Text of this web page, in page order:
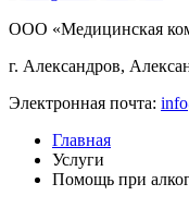
ООО «Медицинская
г. Александров,
Электронная почта:
Главная
Услуги
Помощь при